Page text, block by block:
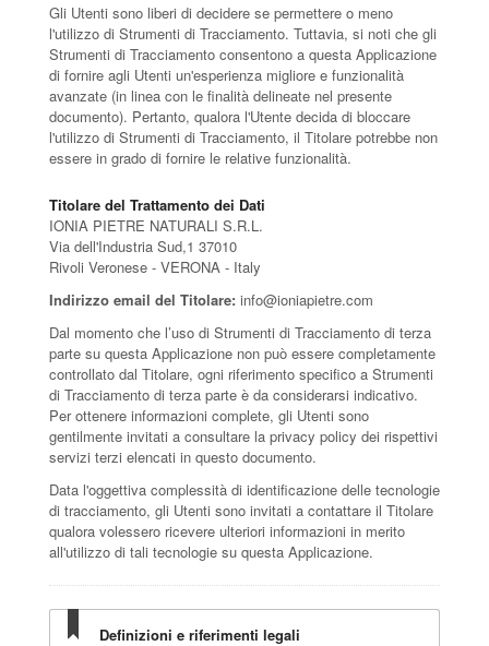
Gli Utenti sono liberi di decidere se permettere o meno
l'utilizzo di Strumenti di Tracciamento. Tuttavia, si noti che gli
Strumenti di Tracciamento consentono a questa Applicazione
di fornire agli Utenti un'esperienza migliore e funzionalità
avanzate (in linea con le finalità delineate nel presente
documento). Pertanto, qualora l'Utente decida di bloccare
l'utilizzo di Strumenti di Tracciamento, il Titolare potrebbe non
essere in grado di fornire le relative funzionalità.
Titolare del Trattamento dei Dati
IONIA PIETRE NATURALI S.R.L.
Via dell'Industria Sud,1 37010
Rivoli Veronese - VERONA - Italy
Indirizzo email del Titolare: info@ioniapietre.com
Dal momento che l’uso di Strumenti di Tracciamento di terza
parte su questa Applicazione non può essere completamente
controllato dal Titolare, ogni riferimento specifico a Strumenti
di Tracciamento di terza parte è da considerarsi indicativo.
Per ottenere informazioni complete, gli Utenti sono
gentilmente invitati a consultare la privacy policy dei rispettivi
servizi terzi elencati in questo documento.
Data l'oggettiva complessità di identificazione delle tecnologie
di tracciamento, gli Utenti sono invitati a contattare il Titolare
qualora volessero ricevere ulteriori informazioni in merito
all'utilizzo di tali tecnologie su questa Applicazione.
Definizioni e riferimenti legali